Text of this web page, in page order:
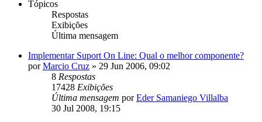
Tópicos
Respostas
Exibições
Última mensagem
Implementar Suport On Line: Qual o melhor componente?
porMarcio Cruz » 29 Jun 2006, 09:02
8 Respostas
17428 Exibições
Última mensagem porEder Samaniego Villalba
30 Jul 2008, 19:15